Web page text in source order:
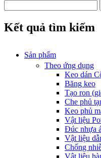
Kết quả tìm kiếm
Sản phẩm
Theo ứng dụng
Keo dán
Băng keo
Tạo ron
Che phủ
Keo phủ
Vật liệu
Đúc nhựa
Vật liệu
Chống
Vật liệu